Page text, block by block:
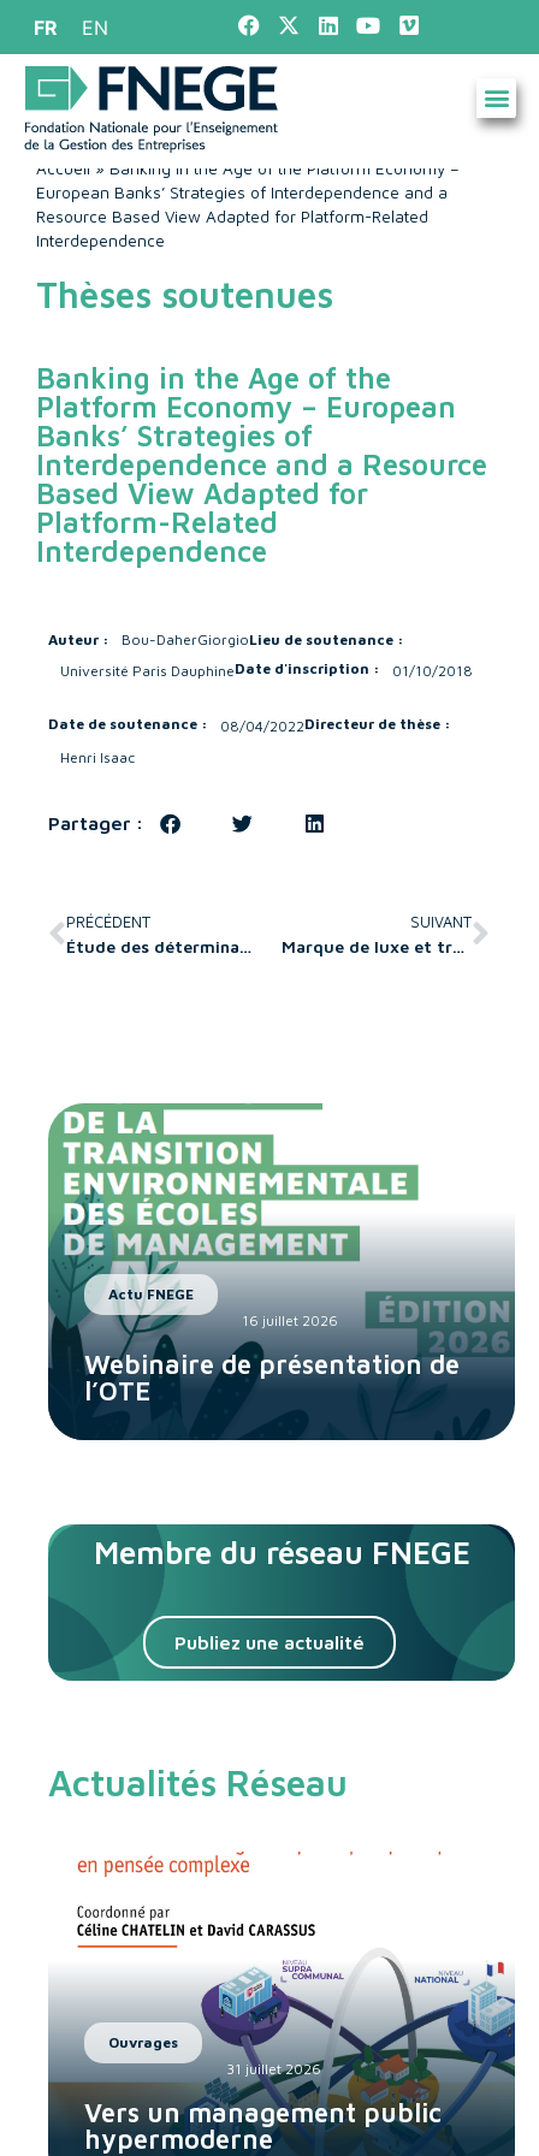
FR EN
Accueil » Banking in the Age of the Platform Economy –
European Banks’ Strategies of Interdependence and a
Resource Based View Adapted for Platform-Related
Interdependence
Thèses soutenues
Banking in the Age of the
Platform Economy – European
Banks’ Strategies of
Interdependence and a Resource
Based View Adapted for
Platform-Related
Interdependence
Auteur : Bou-DaherGiorgioLieu de soutenance :
Université Paris DauphineDate d'inscription : 01/10/2018
Date de soutenance : 08/04/2022Directeur de thèse :
Henri Isaac
Partager :
PRÉCÉDENT
Étude des déterminants de l’orientation client du vendeur et ses effets sur sa performance commerciale : application au secteur des services
SUIVANT
Marque de luxe et transgression : conceptualisation, mesure, contributions théoriques et implications managériales.
Actu FNEGE
16 juillet 2026
Webinaire de présentation de
l’OTE
Membre du réseau FNEGE
Publiez une actualité
Actualités Réseau
Ouvrages
31 juillet 2026
Vers un management public
hypermoderne